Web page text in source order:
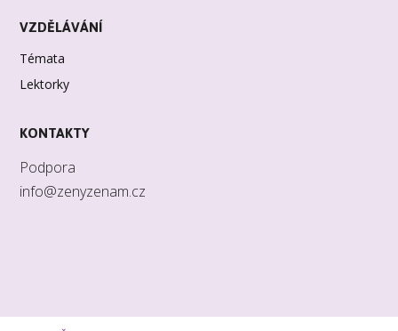
VZDĚLÁVÁNÍ
Témata
Lektorky
KONTAKTY
Podpora
info@zenyzenam.cz